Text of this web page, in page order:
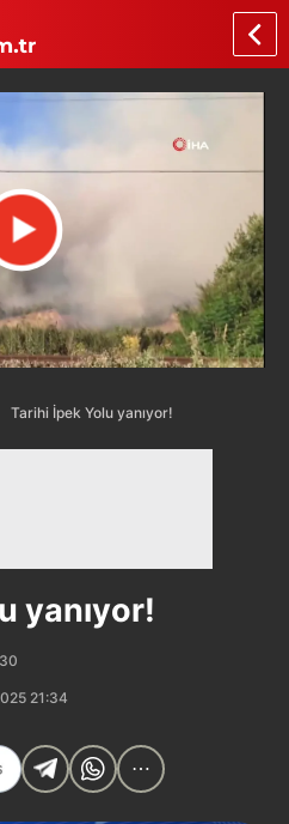
Tarihi İpek Yolu yanıyor!
yanıyor!
21:34